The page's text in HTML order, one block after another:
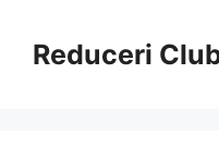
conținutReduceri